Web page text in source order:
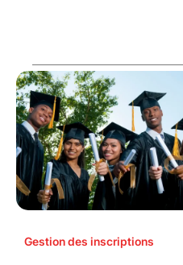
Gestion des inscriptions